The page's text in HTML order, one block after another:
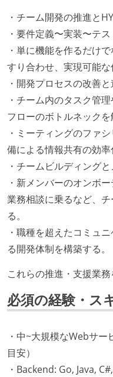
・チーム開発の推進と
・要件定義〜実装〜テ
・単に機能を作るだけ
すり合わせ、実現可能な
・開発プロセスの改善
・チーム内のタスク管
フローのボトルネックを
・ミーティングのファ
備による情報共有の効率
・チームビルディング
・新メンバーのオンボ
業務相談に乗るなど、
る。
・職種を超えたコミュ
る開発体制を構築する。
これらの推進・支援業
必須の経験・ス
・中~大規模なWebサ
目安）
・Backend: Go, Java,